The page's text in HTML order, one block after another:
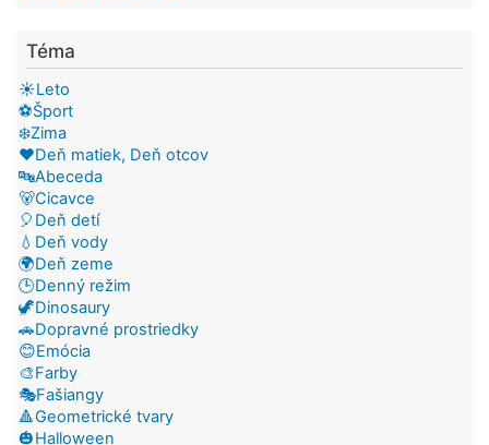
Téma
☀️Leto
⚽Šport
❄️Zima
❤️Deň matiek, Deň otcov
🔤Abeceda
🐻Cicavce
🎈Deň detí
💧Deň vody
🌍Deň zeme
🕒Denný režim
🦖Dinosaury
🚗Dopravné prostriedky
😊Emócia
🎨Farby
🎭Fašiangy
🔺Geometrické tvary
🎃Halloween